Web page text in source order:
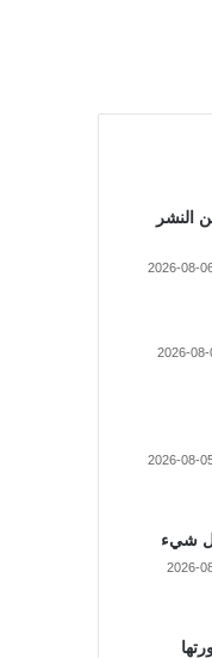
النشر
2026-08-
2026-08-
2026-08-
شيء
2026-